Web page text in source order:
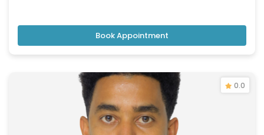
Book Appointment
0.0